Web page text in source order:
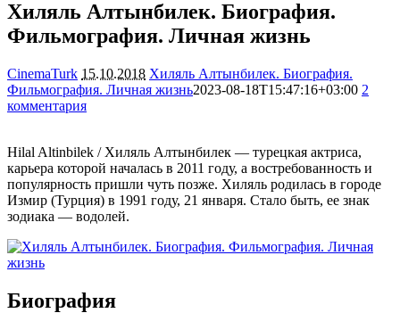
Хиляль Алтынбилек. Биография.
Фильмография. Личная жизнь
CinemaTurk 15.10.2018 Хиляль Алтынбилек. Биография.
Фильмография. Личная жизнь2023-08-18T15:47:16+03:00 2
комментария
Hilal Altinbilek / Хиляль Алтынбилек — турецкая актриса,
карьера которой началась в 2011 году, а востребованность и
популярность пришли чуть позже. Хиляль родилась в городе
Измир (Турция) в 1991 году, 21 января. Стало быть, ее знак
зодиака — водолей.
Биография